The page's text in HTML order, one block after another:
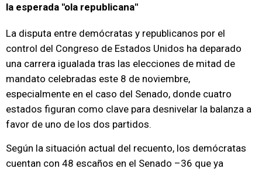
la esperada "ola republicana"
La disputa entre demócratas y republicanos por el
control del Congreso de Estados Unidos ha deparado
una carrera igualada tras las elecciones de mitad de
mandato celebradas este 8 de noviembre,
especialmente en el caso del Senado, donde cuatro
estados figuran como clave para desnivelar la balanza a
favor de uno de los dos partidos.
Según la situación actual del recuento, los demócratas
cuentan con 48 escaños en el Senado –36 que ya